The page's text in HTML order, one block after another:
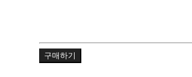
구매하기